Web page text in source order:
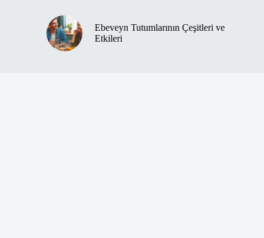
Ebeveyn Tutumlarının Çeşitleri ve
Etkileri